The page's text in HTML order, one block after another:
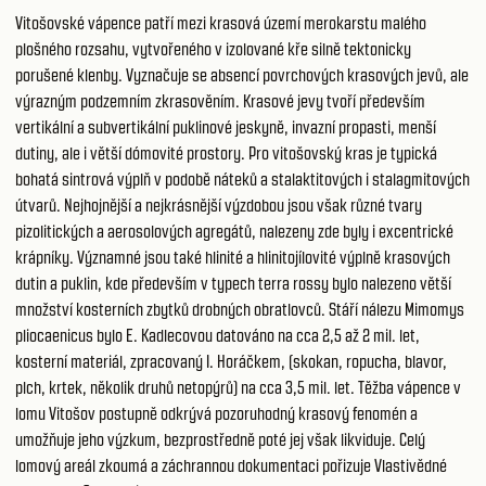
Vitošovské vápence patří mezi krasová území merokarstu malého
plošného rozsahu, vytvořeného v izolované kře silně tektonicky
porušené klenby. Vyznačuje se absencí povrchových krasových jevů, ale
výrazným podzemním zkrasověním. Krasové jevy tvoří především
vertikální a subvertikální puklinové jeskyně, invazní propasti, menší
dutiny, ale i větší dómovité prostory. Pro vitošovský kras je typická
bohatá sintrová výplň v podobě náteků a stalaktitových i stalagmitových
útvarů. Nejhojnější a nejkrásnější výzdobou jsou však různé tvary
pizolitických a aerosolových agregátů, nalezeny zde byly i excentrické
krápníky. Významné jsou také hlinité a hlinitojílovité výplně krasových
dutin a puklin, kde především v typech terra rossy bylo nalezeno větší
množství kosterních zbytků drobných obratlovců. Stáří nálezu Mimomys
pliocaenicus bylo E. Kadlecovou datováno na cca 2,5 až 2 mil. let,
kosterní materiál, zpracovaný I. Horáčkem, (skokan, ropucha, blavor,
plch, krtek, několik druhů netopýrů) na cca 3,5 mil. let. Těžba vápence v
lomu Vitošov postupně odkrývá pozoruhodný krasový fenomén a
umožňuje jeho výzkum, bezprostředně poté jej však likviduje. Celý
lomový areál zkoumá a záchrannou dokumentaci pořizuje Vlastivědné